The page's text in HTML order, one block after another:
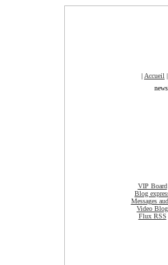
| Accueil |
VIP Board
Blog
Messages
Video Blog
Flux RSS